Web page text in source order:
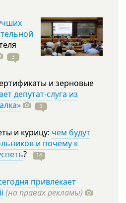
3
и зерновые
депутат-слуга из
3
и курицу: чем будут
и почему к
? 14
привлекает
(на правах рекламы)